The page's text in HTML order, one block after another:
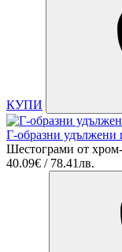
КУПИ
Г-образни удължени
Шестограми от
40.09€ / 78.41лв.